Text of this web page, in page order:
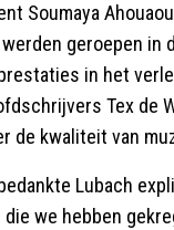
Soumaya
geroepen
in het
Tex de
de kwaliteit van
Lubach
we hebben